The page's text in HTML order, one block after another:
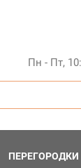
Пн - Пт,
ПЕРЕГОРОДКИ